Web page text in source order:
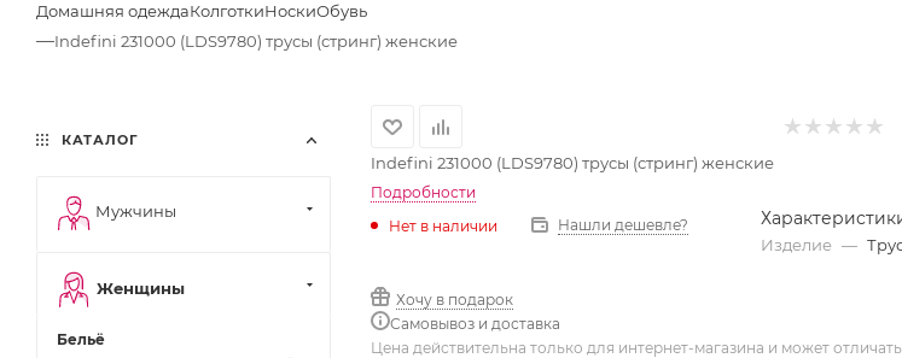
Домашняя одеждаКолготкиНоскиОбувь
—Indefini 231000 (LDS9780) трусы (стринг) женские
Indefini 231000 (LDS9780) трусы (стринг) женские
Подробности
Нет в наличии
Нашли дешевле?
Хочу в подарок
Самовывоз и доставка
Изделие —
Цена действительна только для интернет-магазина и может
КАТАЛОГ
Мужчины
Женщины
Бельё